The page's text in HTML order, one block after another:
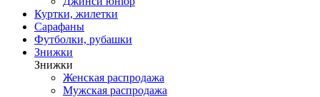
Куртки, жилетки
Сарафаны
Футболки, рубашки
Знижки
Знижки
Женская распродажа
Мужская распродажа